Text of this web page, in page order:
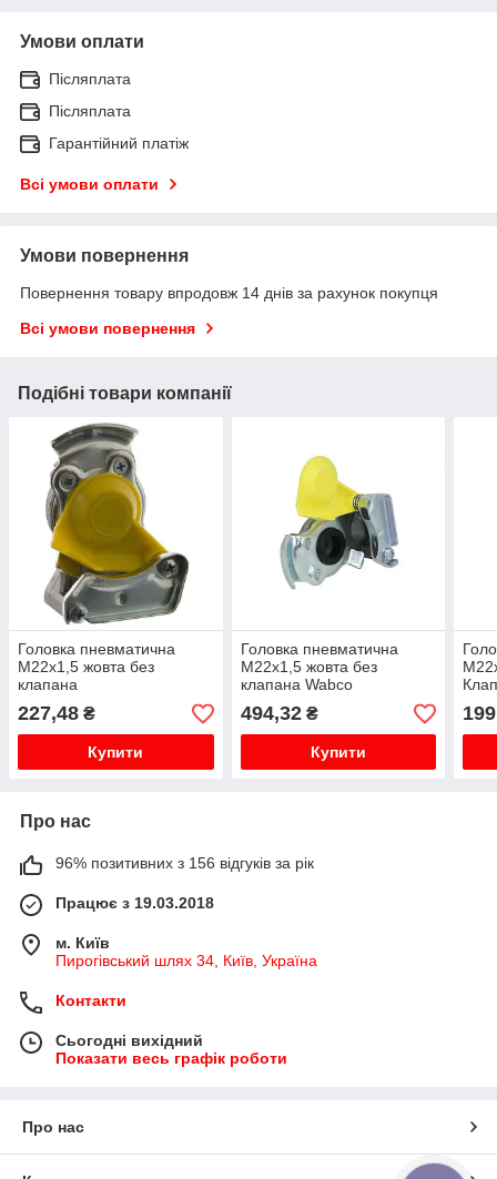
Умови оплати
Післяплата
Післяплата
Гарантійний платіж
Всі умови оплати
Умови повернення
Повернення товару впродовж 14 днів за рахунок покупця
Всі умови повернення
Подібні товари компанії
Головка пневматична
M22x1,5 жовта без
клапана
227,48 ₴
Купити
Головка пневматична
M22x1,5 жовта без
клапана Wabco
494,32₴
Купити
Про нас
96% позитивних з 156 відгуків за рік
Працює з 19.03.2018
м. Київ
Пирогівський шлях 34, Київ, Україна
Контакти
Сьогодні вихідний
Показати весь графік роботи
Про нас